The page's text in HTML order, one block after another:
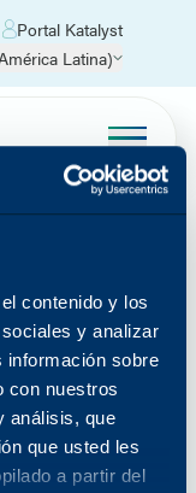
contenido y los
y analizar
información sobre
con nuestros
análisis, que
que usted les
a partir del
Portal Katalyst
Latina)
Katun
distribución
su región
cerca de